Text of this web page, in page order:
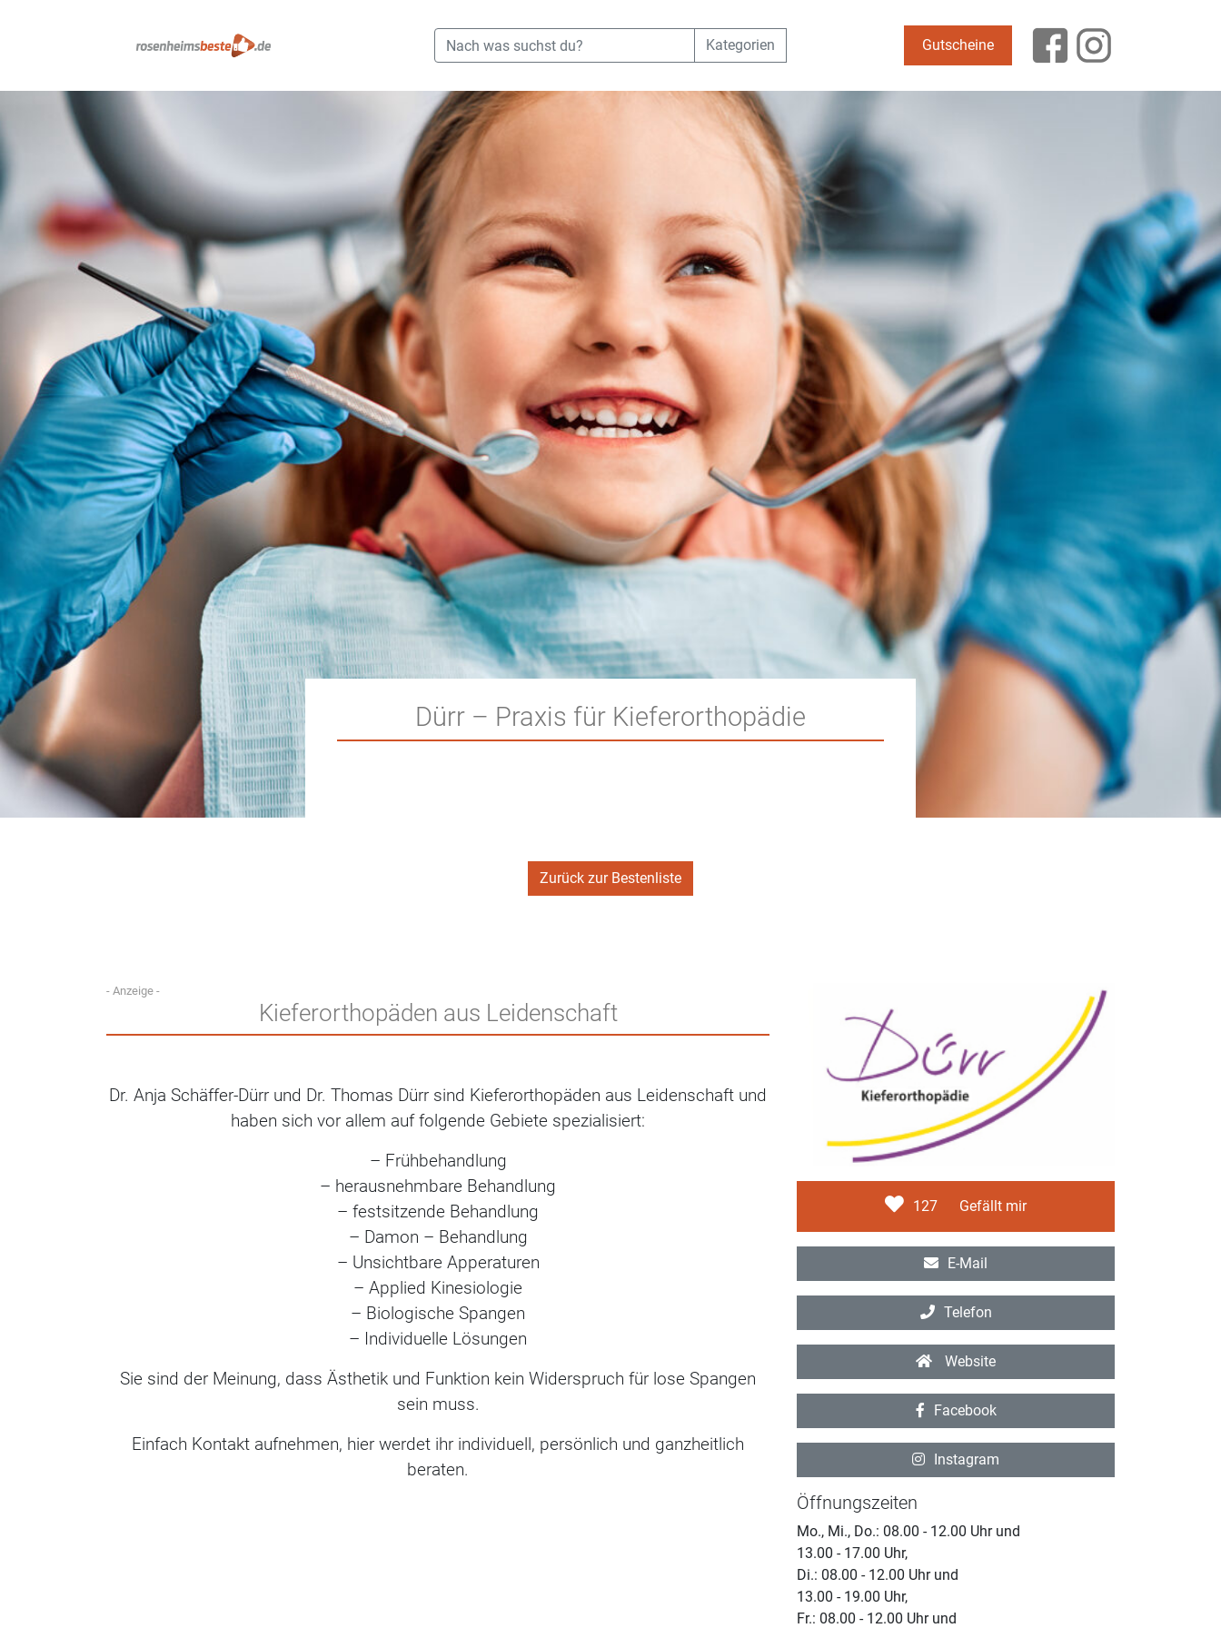
Kategorien Gutscheine
Dürr – Praxis für Kieferorthopädie
Zurück zur Bestenliste
- Anzeige -
Kieferorthopäden aus Leidenschaft
Dr. Anja Schäffer-Dürr und Dr. Thomas Dürr sind Kieferorthopäden aus Leidenschaft und
haben sich vor allem auf folgende Gebiete spezialisiert:
– Frühbehandlung
– herausnehmbare Behandlung
– festsitzende Behandlung
– Damon – Behandlung
– Unsichtbare Apperaturen
– Applied Kinesiologie
– Biologische Spangen
– Individuelle Lösungen
Sie sind der Meinung, dass Ästhetik und Funktion kein Widerspruch für lose Spangen
sein muss.
Einfach Kontakt aufnehmen, hier werdet ihr individuell, persönlich und ganzheitlich
beraten.
127 Gefällt mir
E-Mail
Telefon
Website
Facebook
Instagram
Öffnungszeiten
Mo., Mi., Do.: 08.00 - 12.00 Uhr und
13.00 - 17.00 Uhr,
Di.: 08.00 - 12.00 Uhr und
13.00 - 19.00 Uhr,
Fr.: 08.00 - 12.00 Uhr und